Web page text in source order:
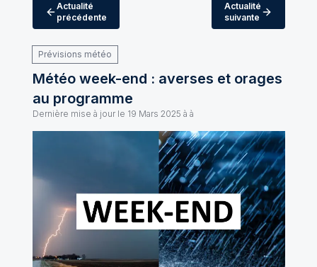
Actualité
précédente
Actualité
suivante
Prévisions météo
Météo week-end : averses et orages
au programme
Dernière mise à jour le 19 Mars 2025 à à